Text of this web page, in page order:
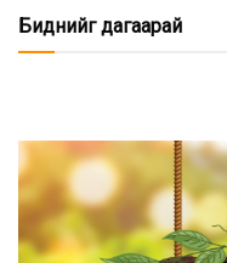
Биднийг дагаарай